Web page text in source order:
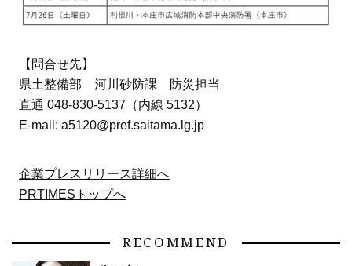
【問合せ先】
県土整備部 河川砂防課 防災担当
直通 048-830-5137（内線 5132）
E-mail: a5120@pref.saitama.lg.jp
企業プレスリリース詳細へ
PRTIMESトップへ
RECOMMEND